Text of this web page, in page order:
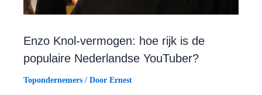
Enzo Knol-vermogen: hoe rijk is de
populaire Nederlandse YouTuber?
Topondernemers / Door Ernest